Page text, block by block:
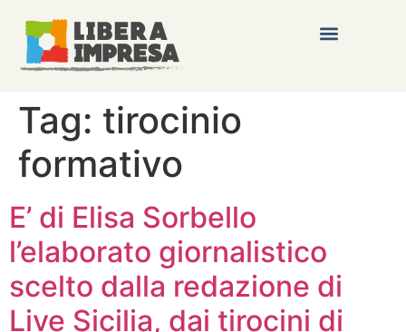
Tag: tirocinio
formativo
E’ di Elisa Sorbello
l’elaborato giornalistico
scelto dalla redazione di
Live Sicilia, dai tirocini di